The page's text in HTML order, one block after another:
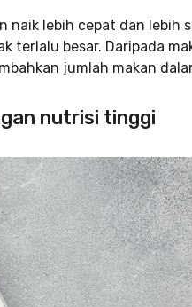
naik lebih cepat dan lebih
terlalu besar. Daripada
jumlah makan
nutrisi tinggi